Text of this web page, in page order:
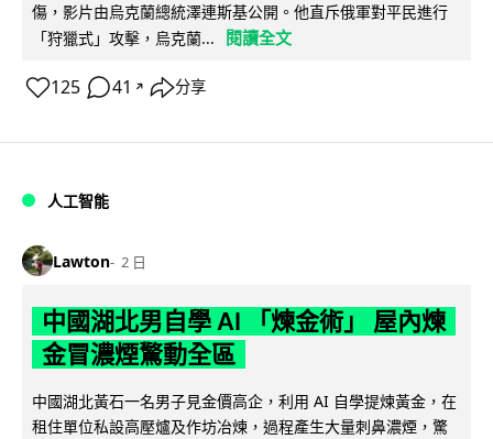
傷，影片由烏克蘭總統澤連斯基公開。他直斥俄軍對平民進行
「狩獵式」攻擊，烏克蘭...
閱讀全文
125 41 ↗ 分享
人工智能
Lawton 2 日
中國湖北男自學 AI 「煉金術」 屋內煉
金冒濃煙驚動全區
中國湖北黃石一名男子見金價高企，利用 AI 自學提煉黃金，在
租住單位私設高壓爐及作坊冶煉，過程產生大量刺鼻濃煙，驚